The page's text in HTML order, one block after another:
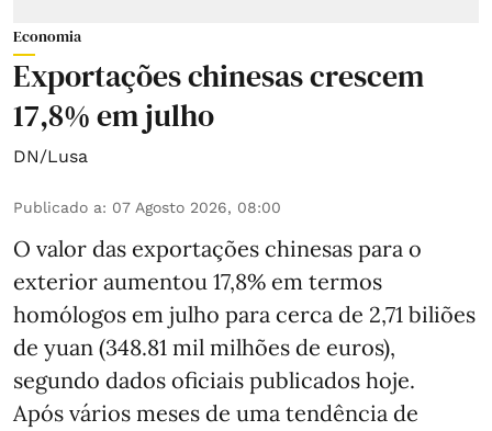
Economia
Exportações chinesas crescem
17,8% em julho
DN/Lusa
Publicado a: 07 Agosto 2026, 08:00
O valor das exportações chinesas para o
exterior aumentou 17,8% em termos
homólogos em julho para cerca de 2,71 biliões
de yuan (348.81 mil milhões de euros),
segundo dados oficiais publicados hoje.
Após vários meses de uma tendência de